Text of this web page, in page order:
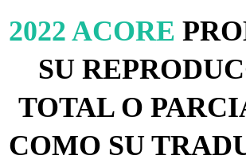
2022 ACORE
SU
TOTAL O
COMO SU